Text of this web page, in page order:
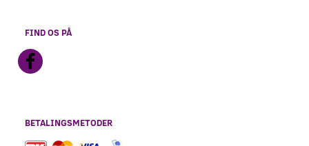
FIND OS PÅ
BETALINGSMETODER